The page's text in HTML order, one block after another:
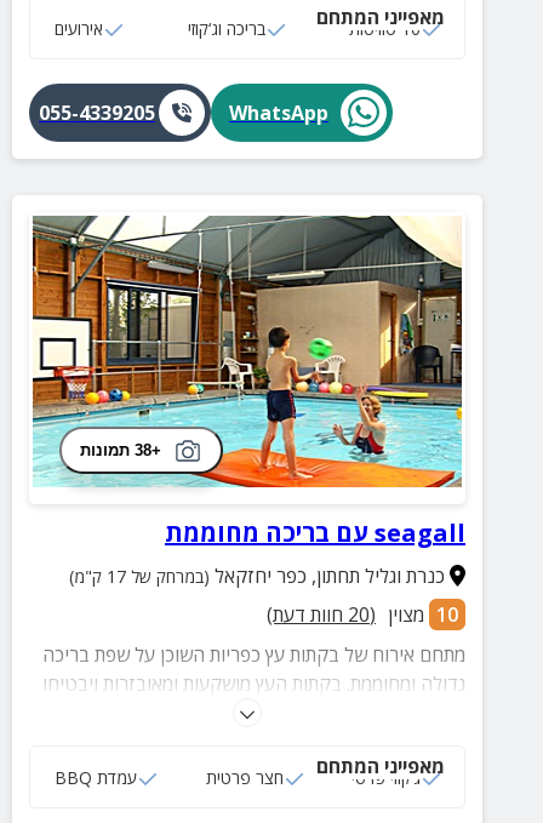
מאפייני המתחם
10 סוויטות בריכה וג‘קוזי אירועים
WhatsApp
055-4339205
+38 תמונות
seagall עם בריכה מחוממת
כנרת וגליל תחתון, כפר יחזקאל (במרחק של 17 ק"מ)
10 מצוין (
20 חוות דעת)
מתחם אירוח של בקתות עץ כפריות השוכן על שפת בריכה
גדולה ומחוממת. בקתות העץ מושקעות ומאובזרות ויבטיחו
לכם חופשה מהנה ומספקת. במקום ניתן לבצע טיפולי מים,
מאפייני המתחם
ג‘קוזי פרטי חצר פרטית עמדת BBQ